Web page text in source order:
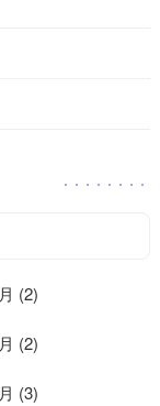
(2)
(2)
(3)